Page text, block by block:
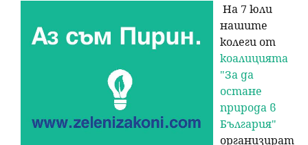
На 7 юли
нашите
колеги от
коалицията
"За да
остане
природа в
България"
организират